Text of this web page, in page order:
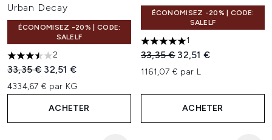
Urban Decay
ÉCONOMISEZ -20% | CODE:
SALELF
3.5 étoiles sur un maximum de 5
2
Prix de vente :
33,35 € Prix ​​actuel :
32,51 €
4334,67 € par KG
ACHETER
ÉCONOMISEZ -20% | CODE:
SALELF
5 étoiles sur un maximum de
1
Prix de vente :
33,35 € Prix ​​actuel :
32,51 €
1161,07 € par L
ACHETER